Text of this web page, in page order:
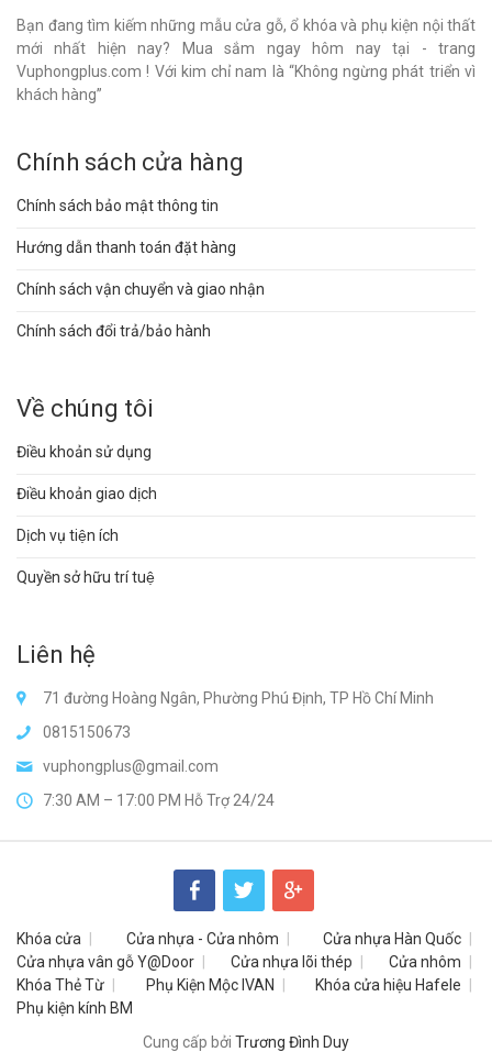
Bạn đang tìm kiếm những mẫu cửa gỗ, ổ khóa và phụ kiện nội thất
mới nhất hiện nay? Mua sắm ngay hôm nay tại - trang
Vuphongplus.com ! Với kim chỉ nam là “Không ngừng phát triển vì
khách hàng”
Chính sách cửa hàng
Chính sách bảo mật thông tin
Hướng dẫn thanh toán đặt hàng
Chính sách vận chuyển và giao nhận
Chính sách đổi trả/bảo hành
Về chúng tôi
Điều khoản sử dụng
Điều khoản giao dịch
Dịch vụ tiện ích
Quyền sở hữu trí tuệ
Liên hệ
71 đường Hoàng Ngân, Phường Phú Định, TP Hồ Chí Minh
0815150673
vuphongplus@gmail.com
7:30 AM – 17:00 PM Hỗ Trợ 24/24
Khóa cửa Cửa nhựa - Cửa nhôm
Cửa nhựa Hàn Quốc
Cửa nhựa vân gỗ Y@Door
Cửa nhựa lõi thép
Cửa nhôm
Khóa Thẻ Từ
Phụ Kiện Mộc IVAN
Khóa cửa hiệu Hafele
Phụ kiện kính BM
Cung cấp bởi Trương Đình Duy